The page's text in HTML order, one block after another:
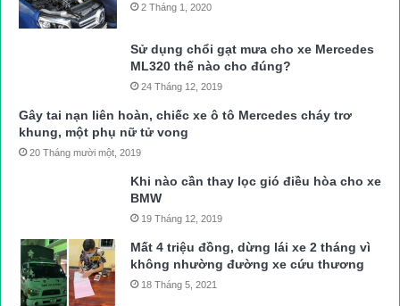
2 Tháng 1, 2020
Sử dụng chổi gạt mưa cho xe Mercedes
ML320 thế nào cho đúng?
24 Tháng 12, 2019
Gây tai nạn liên hoàn, chiếc xe ô tô Mercedes cháy trơ
khung, một phụ nữ tử vong
20 Tháng mười một, 2019
Khi nào cần thay lọc gió điều hòa cho xe
BMW
19 Tháng 12, 2019
Mất 4 triệu đồng, dừng lái xe 2 tháng vì
không nhường đường xe cứu thương
18 Tháng 5, 2021